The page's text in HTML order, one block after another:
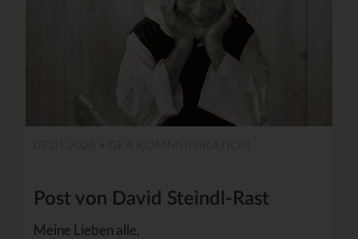
Post von David Steindl-Rast
Meine Lieben alle,